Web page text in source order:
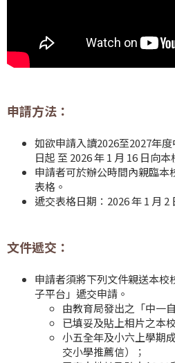
申請方法：
如欲申請入讀2026至2027年
日起 至 2026 年 1 月 16 日向
申請者可於辦公時間內親臨
表格。
遞交表格日期：2026 年 1 月 2
文件遞交：
申請者須將下列文件親送本
子平台」遞交申請。
由教育局發出之「中一
已填妥及貼上相片之本
小五全年及小六上學期
交小學推薦信）；